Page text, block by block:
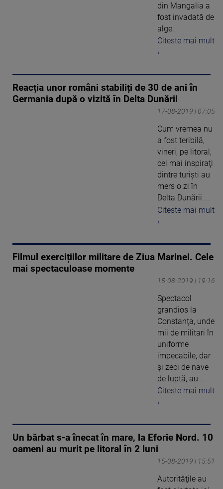
din Mangalia a
fost invadată de
alge.
Citeste mai mult
›
Reacția unor români stabiliți de 30 de ani în
Germania după o vizită în Delta Dunării
17-08-2019 | 07:05
Cum vremea nu
a fost teribilă,
vineri, pe litoral,
cei mai inspiraţi
dintre turişti au
mers o zi în
Delta Dunării ...
Citeste mai mult
›
Filmul exercițiilor militare de Ziua Marinei. Cele
mai spectaculoase momente
15-08-2019 | 19:16
Spectacol
grandios la
Constanța, unde
mii de militari în
uniforme
impecabile, dar
şi zeci de nave
de luptă, au ...
Citeste mai mult
›
Un bărbat s-a înecat în mare, la Eforie Nord. 10
oameni au murit pe litoral în 2 luni
15-08-2019 | 15:51
Autorităţile au